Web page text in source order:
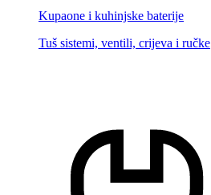
Kupaone i kuhinjske baterije
Tuš sistemi, ventili, crijeva i ručke